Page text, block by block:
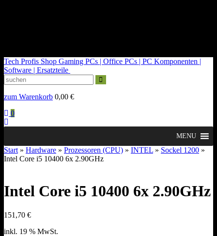
Tech Profis Shop Gaming PCs | Office PCs | PC Komponenten |
Software | Ersatzteile
zum Warenkorb 0,00 €
0
MENU
Start » Hardware » Prozessoren (CPU) » INTEL » Sockel 1200 »
Intel Core i5 10400 6x 2.90GHz
Intel Core i5 10400 6x 2.90GHz
151,70 €
inkl. 19 % MwSt.